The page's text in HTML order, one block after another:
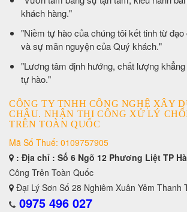
khách hàng."
​"Niềm tự hào của chúng tôi kết tinh từ
và sự mãn nguyện của Quý khách."
​"Lương tâm định hướng, chất lượng
tự hào."
CÔNG TY TNHH CÔNG NGHỆ XÂY
CHÂU. NHẬN THI CÔNG XỬ LÝ
TRÊN TOÀN QUỐC
Mã Số Thuế: 0109757905
: Địa chỉ : Số 6 Ngõ 12 Phương Liệt TP
Công Trên Toàn Quốc
Đại Lý Sơn Số 28 Nghiêm Xuân Yêm Thanh
0975 496 027